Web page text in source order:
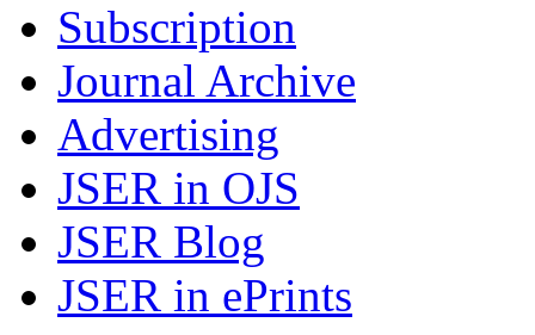
Subscription
Journal Archive
Advertising
JSER in OJS
JSER Blog
JSER in ePrints